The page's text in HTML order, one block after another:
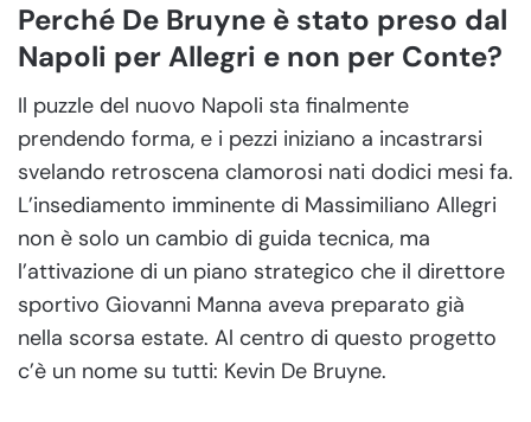
Perché De Bruyne è stato preso dal
Napoli per Allegri e non per Conte?
Il puzzle del nuovo Napoli sta finalmente
prendendo forma, e i pezzi iniziano a incastrarsi
svelando retroscena clamorosi nati dodici mesi fa.
L’insediamento imminente di Massimiliano Allegri
non è solo un cambio di guida tecnica, ma
l’attivazione di un piano strategico che il direttore
sportivo Giovanni Manna aveva preparato già
nella scorsa estate. Al centro di questo progetto
c’è un nome su tutti: Kevin De Bruyne.